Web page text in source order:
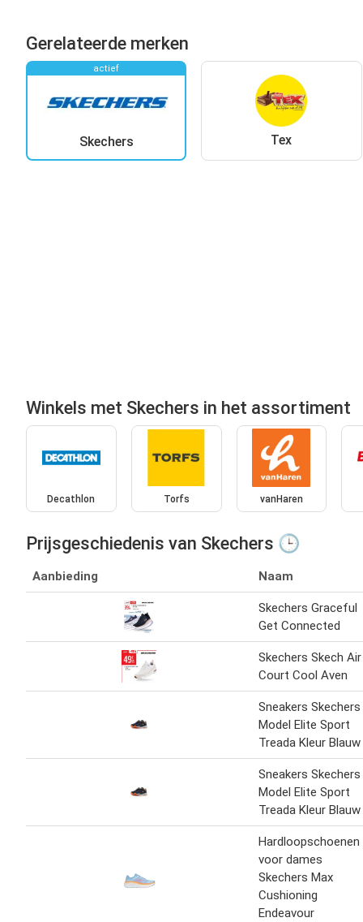
Gerelateerde merken
actief
Skechers Tex
Winkels met Skechers in het assortiment
Decathlon Torfs vanHaren
Prijsgeschiedenis van Skechers 🕒
Aanbieding Naam
Skechers Graceful
Get Connected
Skechers Skech Air
Court Cool Aven
Sneakers Skechers
Model Elite Sport
Treada Kleur Blauw
Sneakers Skechers
Model Elite Sport
Treada Kleur Blauw
Hardloopschoenen
voor dames
Skechers Max
Cushioning
Endeavour